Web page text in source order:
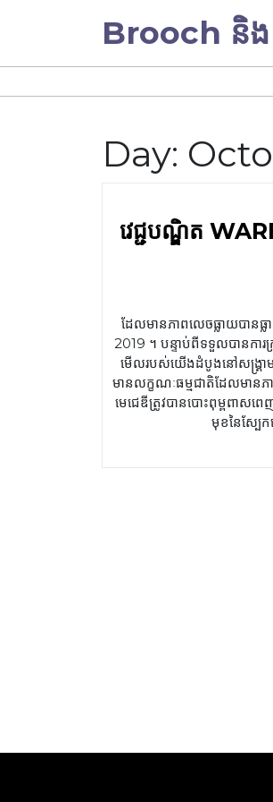
Brooch និ
Day:
វេជ្ជបណ្ឌិត
ដែលមានភាពលេចធ្លាយបានធ្
2019 ។ បន្ទាប់ពីទទួលបានក
មើលរបស់យើងដំបូងនៅសង្គ្រា
មានលក្ខណៈធម្មជាតិដែលមានភ
មេជេឌីត្រូវបានបោះពុម្ពពាស
មុខនៃស្បែ